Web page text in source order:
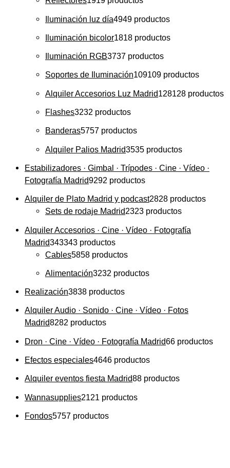
Iluminación luz día4949 productos
Iluminación bicolor1818 productos
Iluminación RGB3737 productos
Soportes de Iluminación109109 productos
Alquiler Accesorios Luz Madrid128128 productos
Flashes3232 productos
Banderas5757 productos
Alquiler Palios Madrid3535 productos
Estabilizadores · Gimbal · Trípodes · Cine · Vídeo ·
Fotografía Madrid9292 productos
Alquiler de Plato Madrid y podcast2828 productos
Sets de rodaje Madrid2323 productos
Alquiler Accesorios · Cine · Vídeo · Fotografía
Madrid343343 productos
Cables5858 productos
Alimentación3232 productos
Realización3838 productos
Alquiler Audio · Sonido · Cine · Vídeo · Fotos
Madrid8282 productos
Dron · Cine · Vídeo · Fotografía Madrid66 productos
Efectos especiales4646 productos
Alquiler eventos fiesta Madrid88 productos
Wannasupplies2121 productos
Fondos5757 productos